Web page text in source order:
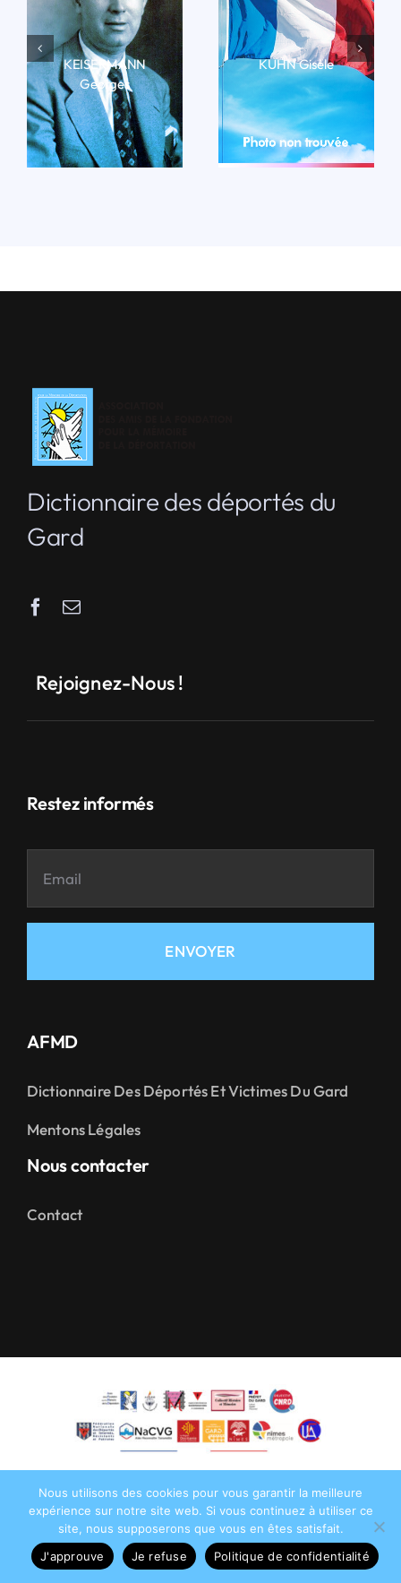
KEISERMANN
Georges
LIRE LA BIO
KUHN Gisèle
LIRE LA BIO
Dictionnaire des déportés du
Gard
Rejoignez-Nous !
Restez informés
ENVOYER
AFMD
Dictionnaire Des Déportés Et Victimes Du Gard
Mentons Légales
Nous contacter
Contact
©2026•AFMD DT 30• Tous droits réservés •
Nous utilisons des cookies pour vous garantir la meilleure
expérience sur notre site web. Si vous continuez à utiliser ce
site, nous supposerons que vous en êtes satisfait.
J'approuve
Je refuse Politique de confidentialité